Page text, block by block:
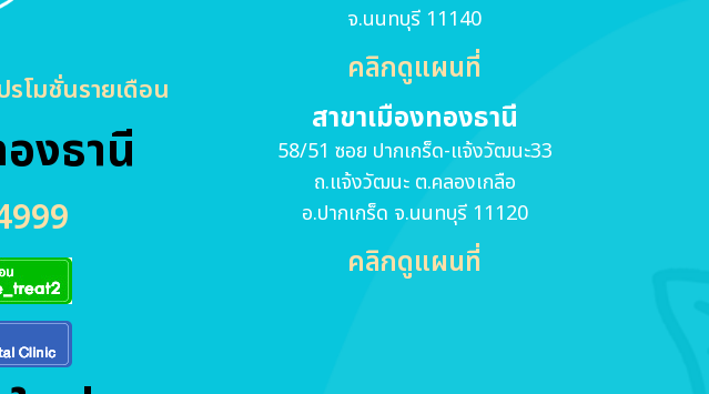
โมชั่นรายเดือน
งธานี
จ.นนทบุรี 11140
คลิกดูแผนที่
สาขาเมืองทองธานี
58/51 ซอย ปากเกร็ด-แจ้งวัฒนะ33
ถ.แจ้งวัฒนะ ต.คลองเกลือ
อ.ปากเกร็ด จ.นนทบุรี 11120
คลิกดูแผนที่